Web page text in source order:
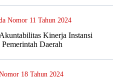
Nomor 11 Tahun 2024
Kinerja Instansi
Daerah
18 Tahun 2024